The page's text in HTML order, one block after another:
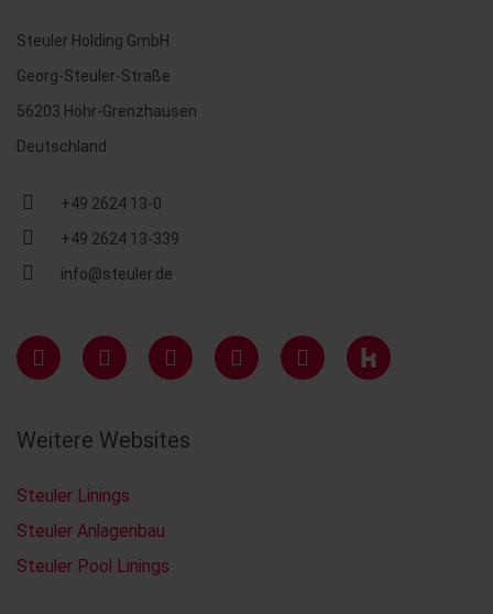
Steuler Holding GmbH
Georg-Steuler-Straße
56203 Höhr-Grenzhausen
Deutschland
+49 2624 13-0
+49 2624 13-339
info@steuler.de
Weitere Websites
Steuler Linings
Steuler Anlagenbau
Steuler Pool Linings